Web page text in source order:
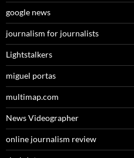
google news
journalism for journalists
Lightstalkers
miguel portas
multimap.com
News Videographer
online journalism review